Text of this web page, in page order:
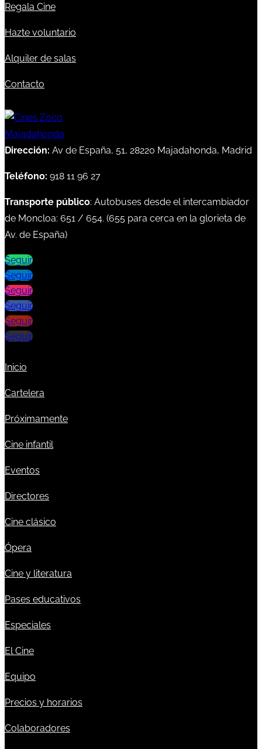
Regala Cine
Hazte voluntario
Alquiler de salas
Contacto
Dirección: Av de España, 51, 28220 Majadahonda, Madrid
Teléfono: 918 11 96 27
Transporte público: Autobuses desde el intercambiador
de Moncloa: 651 / 654. (655 para cerca en la glorieta de
Av. de España)
Seguir
Seguir
Seguir
Seguir
Seguir
Seguir
Inicio
Cartelera
Próximamente
Cine infantil
Eventos
Directores
Cine clásico
Ópera
Cine y literatura
Pases educativos
Especiales
El Cine
Equipo
Precios y horarios
Colaboradores